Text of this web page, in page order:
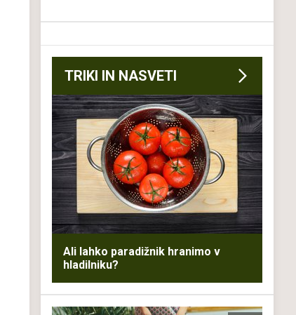
TRIKI IN NASVETI
Ali lahko paradižnik hranimo v
hladilniku?